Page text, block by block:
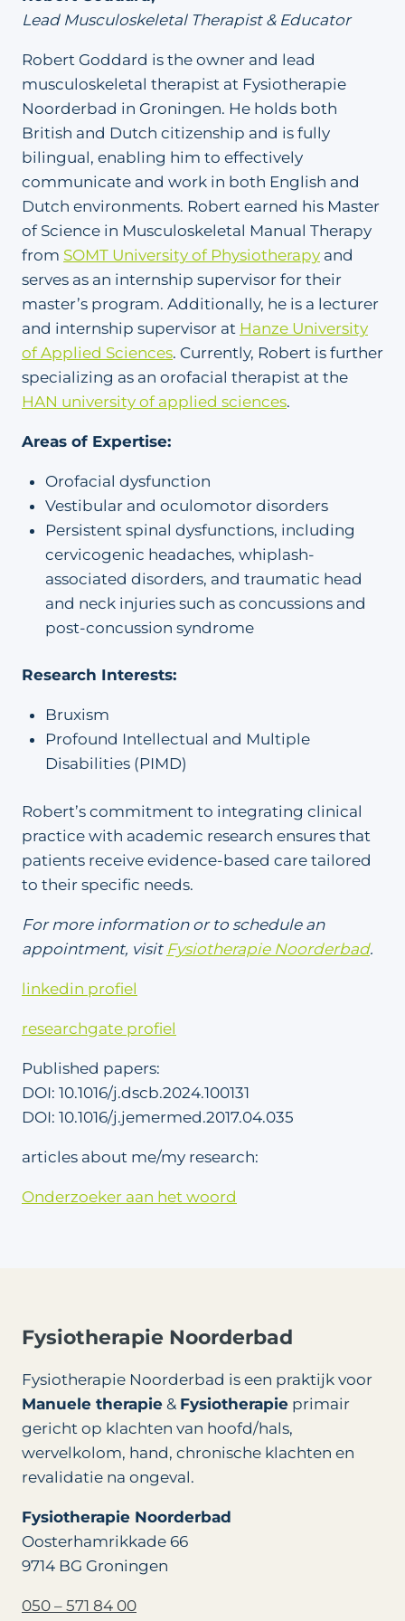
Lead Musculoskeletal Therapist & Educator
Robert Goddard is the owner and lead
musculoskeletal therapist at Fysiotherapie
Noorderbad in Groningen. He holds both
British and Dutch citizenship and is fully
bilingual, enabling him to effectively
communicate and work in both English and
Dutch environments. Robert earned his Master
of Science in Musculoskeletal Manual Therapy
from SOMT University of Physiotherapy and
serves as an internship supervisor for their
master’s program. Additionally, he is a lecturer
and internship supervisor at Hanze University
of Applied Sciences. Currently, Robert is further
specializing as an orofacial therapist at the
HAN university of applied sciences.
Areas of Expertise:
Orofacial dysfunction
Vestibular and oculomotor disorders
Persistent spinal dysfunctions, including
cervicogenic headaches, whiplash-
associated disorders, and traumatic head
and neck injuries such as concussions and
post-concussion syndrome
Research Interests:
Bruxism
Profound Intellectual and Multiple
Disabilities (PIMD)
Robert’s commitment to integrating clinical
practice with academic research ensures that
patients receive evidence-based care tailored
to their specific needs.
For more information or to schedule an
appointment, visit Fysiotherapie Noorderbad.
linkedin profiel
researchgate profiel
Published papers:
DOI: 10.1016/j.dscb.2024.100131
DOI: 10.1016/j.jemermed.2017.04.035
articles about me/my research:
Onderzoeker aan het woord
Fysiotherapie Noorderbad
Fysiotherapie Noorderbad is een praktijk voor
Manuele therapie & Fysiotherapie primair
gericht op klachten van hoofd/hals,
wervelkolom, hand, chronische klachten en
revalidatie na ongeval.
Fysiotherapie Noorderbad
Oosterhamrikkade 66
9714 BG Groningen
050 – 571 84 00